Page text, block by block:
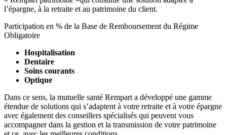
l’épargne, à la retraite et au patrimoine du client.
Participation en % de la Base de Remboursement du Régime
Obligatoire
Hospitalisation
Dentaire
Soins courants
Optique
Dans ce sens, la mutuelle santé Rempart a développé une gamme
étendue de solutions qui s’adaptent à votre retraite et à votre épargne
avec également des conseillers spécialisés qui peuvent vous
accompagner dans la gestion et la transmission de votre patrimoine